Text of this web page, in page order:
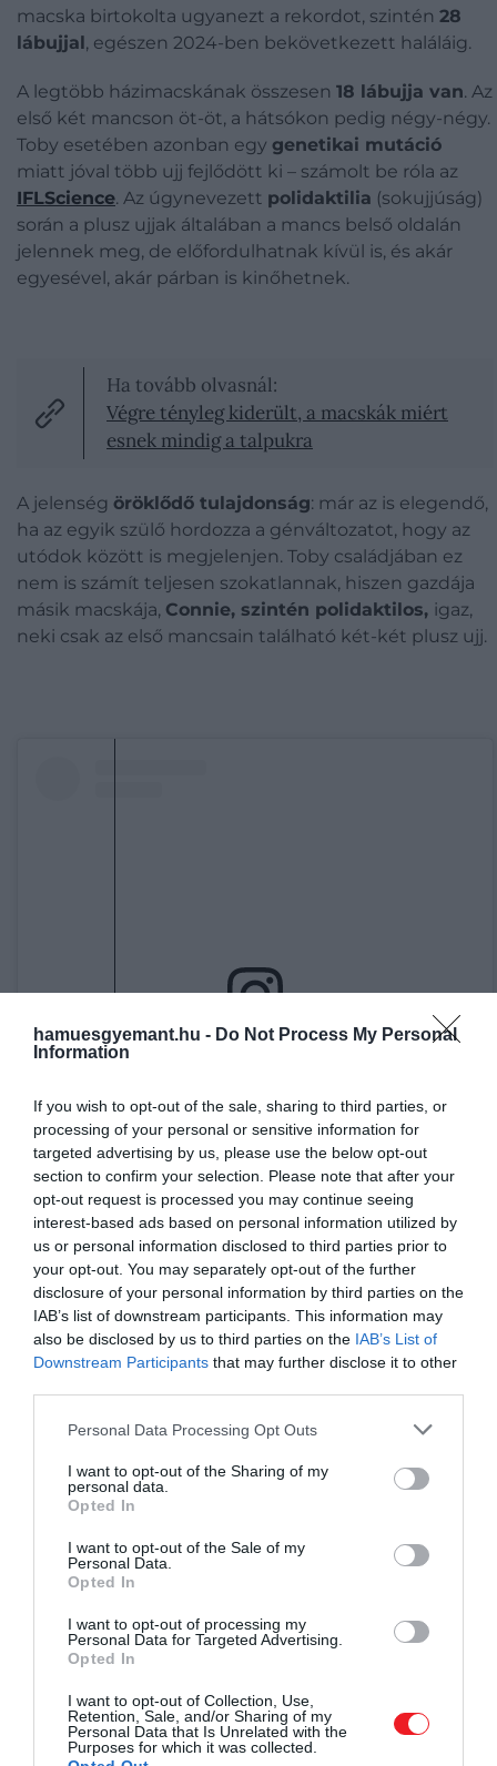
hamuesgyemant.hu - Do Not Process My Personal
Information
If you wish to opt-out of the sale, sharing to third parties, or
processing of your personal or sensitive information for
targeted advertising by us, please use the below opt-out
section to confirm your selection. Please note that after your
opt-out request is processed you may continue seeing
interest-based ads based on personal information utilized by
us or personal information disclosed to third parties prior to
your opt-out. You may separately opt-out of the further
disclosure of your personal information by third parties on the
IAB’s list of downstream participants. This information may
also be disclosed by us to third parties on the IAB’s List of
Downstream Participants that may further disclose it to other
Please note that this website/app uses one or more Google
not limited to your visit or usage behaviour. You may click to
grant or deny consent to Google and its third-party tags to
use your data for below specified purposes in below Google
consent section.
Personal Data Processing Opt Outs
I want to opt-out of the Sharing of my
personal data.
Opted In
I want to opt-out of the Sale of my
Personal Data.
Opted In
I want to opt-out of processing my
Personal Data for Targeted Advertising.
Opted In
I want to opt-out of Collection, Use,
Retention, Sale, and/or Sharing of my
Personal Data that Is Unrelated with the
Purposes for which it was collected.
macska birtokolta ugyanezt a rekordot, szintén 28
lábujjal, egészen 2024-ben bekövetkezett haláláig.
A legtöbb házimacskának összesen 18 lábujja van. Az
első két mancson öt-öt, a hátsókon pedig négy-négy.
Toby esetében azonban egy genetikai mutáció
miatt jóval több ujj fejlődött ki – számolt be róla az
IFLScience. Az úgynevezett polidaktilia (sokujjúság)
során a plusz ujjak általában a mancs belső oldalán
jelennek meg, de előfordulhatnak kívül is, és akár
egyesével, akár párban is kinőhetnek.
Ha tovább olvasnál:
Végre tényleg kiderült, a macskák miért
esnek mindig a talpukra
A jelenség öröklődő tulajdonság: már az is elegendő,
ha az egyik szülő hordozza a génváltozatot, hogy az
utódok között is megjelenjen. Toby családjában ez
nem is számít teljesen szokatlannak, hiszen gazdája
másik macskája, Connie, szintén polidaktilos, igaz,
neki csak az első mancsain található két-két plusz ujj.
A bejegyzés megtekintése az Instagramon
egyszerűen nem hittem a szememnek. Mivel
Connie-nak is vannak plusz ujjai, arra
számítottam, hogy Toby is kap néhány extra
arra, amit végül láttam
– idézi a Guinness Rekordok Könyve Toby gazdáját,
Toby különleges mancsai semmilyen egészségügyi
problémával nem járnak. Gazdája szerint